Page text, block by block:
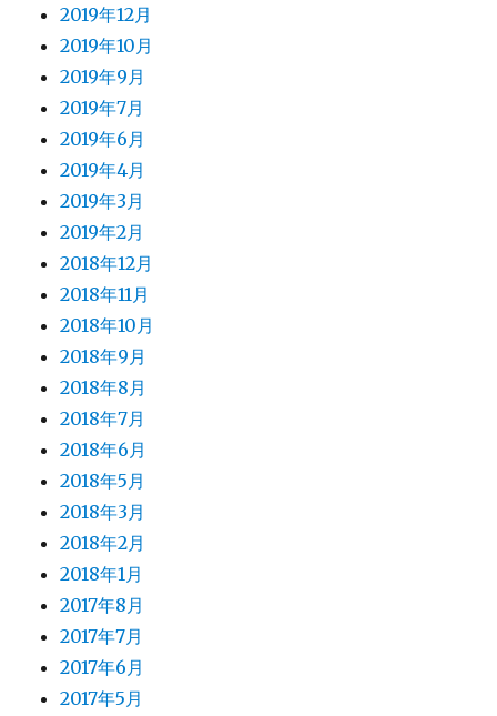
2019年12月
2019年10月
2019年9月
2019年7月
2019年6月
2019年4月
2019年3月
2019年2月
2018年12月
2018年11月
2018年10月
2018年9月
2018年8月
2018年7月
2018年6月
2018年5月
2018年3月
2018年2月
2018年1月
2017年8月
2017年7月
2017年6月
2017年5月